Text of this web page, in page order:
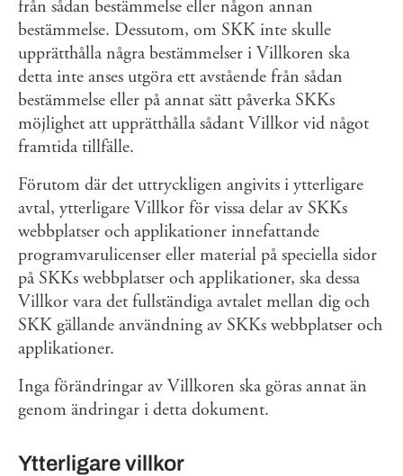
från sådan bestämmelse eller någon annan
bestämmelse. Dessutom, om SKK inte skulle
upprätthålla några bestämmelser i Villkoren ska
detta inte anses utgöra ett avstående från sådan
bestämmelse eller på annat sätt påverka SKKs
möjlighet att upprätthålla sådant Villkor vid något
framtida tillfälle.
Förutom där det uttryckligen angivits i ytterligare
avtal, ytterligare Villkor för vissa delar av SKKs
webbplatser och applikationer innefattande
programvarulicenser eller material på speciella sidor
på SKKs webbplatser och applikationer, ska dessa
Villkor vara det fullständiga avtalet mellan dig och
SKK gällande användning av SKKs webbplatser och
applikationer.
Inga förändringar av Villkoren ska göras annat än
genom ändringar i detta dokument.
Ytterligare villkor